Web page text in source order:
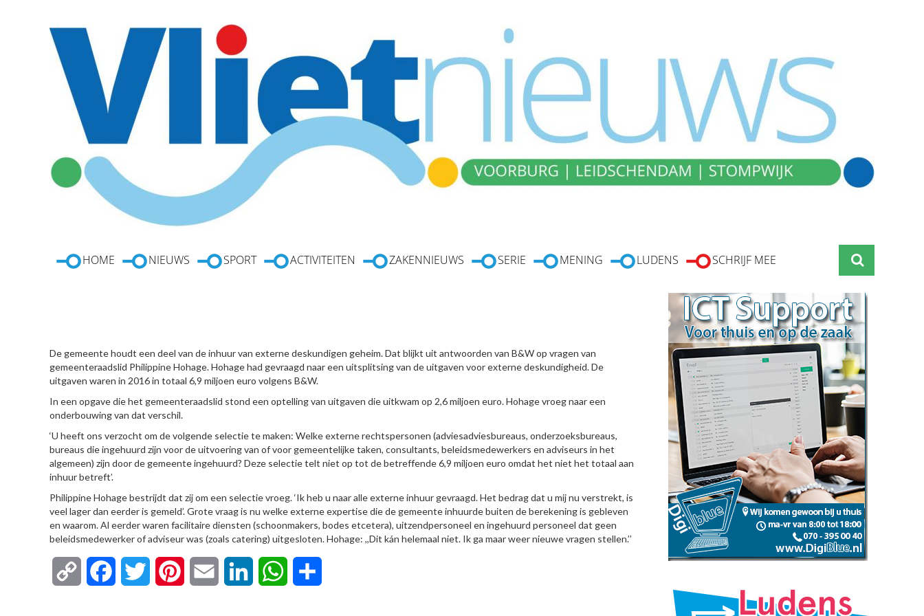
HOME NIEUWS SPORT ACTIVITEITEN ZAKENNIEUWS SERIE MENING LUDENS SCHRIJF MEE
De gemeente houdt een deel van de inhuur van externe deskundigen geheim. Dat blijkt uit antwoorden van B&W op vragen van
gemeenteraadslid Philippine Hohage. Hohage had gevraagd naar een uitsplitsing van de uitgaven voor externe deskundigheid. De
uitgaven waren in 2016 in totaal 6,9 miljoen euro volgens B&W.
In een opgave die het gemeenteraadslid stond een optelling van uitgaven die uitkwam op 2,6 miljoen euro. Hohage vroeg naar een
onderbouwing van dat verschil.
‘U heeft ons verzocht om de volgende selectie te maken: Welke externe rechtspersonen (adviesadviesbureaus, onderzoeksbureaus,
bureaus die ingehuurd zijn voor de uitvoering van of voor gemeentelijke taken, consultants, beleidsmedewerkers en adviseurs in het
algemeen) zijn door de gemeente ingehuurd? Deze selectie telt niet op tot de betreffende 6,9 miljoen euro omdat het niet het totaal aan
inhuur betreft’.
Philippine Hohage bestrijdt dat zij om een selectie vroeg. ‘Ik heb u naar alle externe inhuur gevraagd. Het bedrag dat u mij nu verstrekt, is
veel lager dan eerder is gemeld’. Grote vraag is nu welke externe expertise die de gemeente inhuurde buiten de berekening is gebleven
en waarom. Al eerder waren facilitaire diensten (schoonmakers, bodes etcetera), uitzendpersoneel en ingehuurd personeel dat geen
beleidsmedewerker of adviseur was (zoals catering) uitgesloten. Hohage: ,,Dit kán helemaal niet. Ik ga maar weer nieuwe vragen stellen.’’
Copy FacebookTwitter Pinterest Email LinkedIn WhatsApp